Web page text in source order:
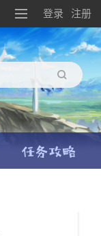
登录 注册
搜索